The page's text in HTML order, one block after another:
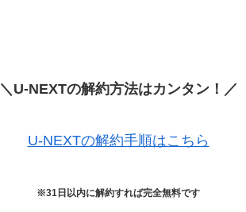
＼U-NEXTの解約方法はカンタン！／
U-NEXTの解約手順はこちら
※31日以内に解約すれば完全無料です